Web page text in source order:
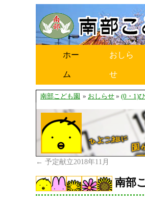
ホー
ム
おしら
せ
南部こども園 » おしらせ » (0・1)
← 予定献立2018年11月
南部